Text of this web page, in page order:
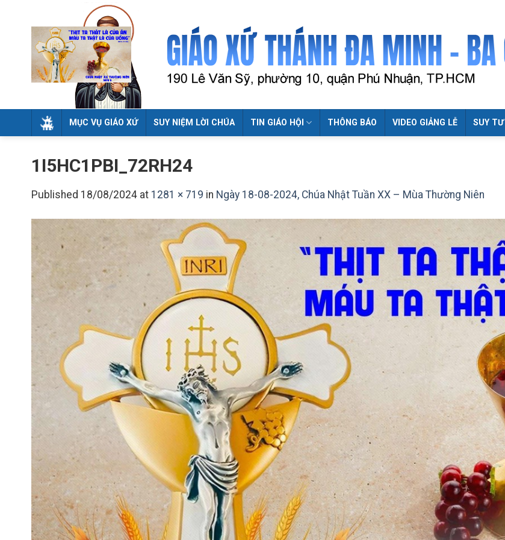
MỤC VỤ GIÁO XỨ SUY NIỆM LỜI CHÚA TIN GIÁO HỘI THÔNG BÁO VIDEO GIẢNG LỄ SUY TƯ
1I5HC1PBI_72RH24
Published 18/08/2024 at 1281 × 719 in Ngày 18-08-2024, Chúa Nhật Tuần XX – Mùa Thường Niên